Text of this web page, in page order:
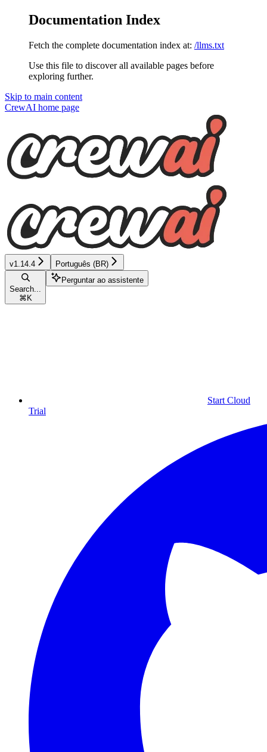
Documentation Index
Fetch the complete documentation index at: /llms.txt
Use this file to discover all available pages before
exploring further.
Skip to main content
CrewAI home page
v1.14.4 Português (BR)
Search...
⌘ K
Perguntar ao assistente
Start Cloud
Trial